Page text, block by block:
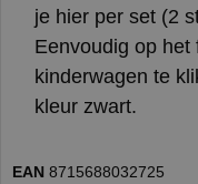
je hier per set (2
Eenvoudig op het
kinderwagen te
kleur zwart.
EAN 8715688032725